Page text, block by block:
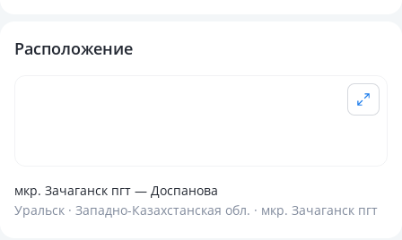
Расположение
мкр. Зачаганск пгт — Доспанова
Уральск · Западно-Казахстанская обл. · мкр. Зачаганск пгт